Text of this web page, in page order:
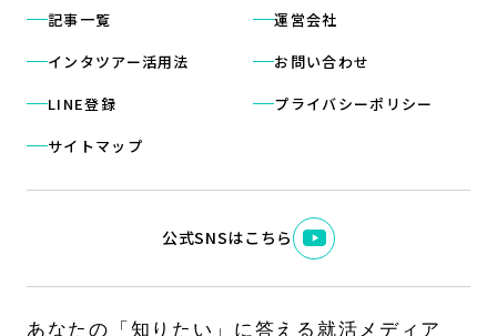
記事一覧
インタツアー活用法
LINE登録
サイトマップ
運営会社
お問い合わせ
プライバシーポリシー
公式SNSはこちら